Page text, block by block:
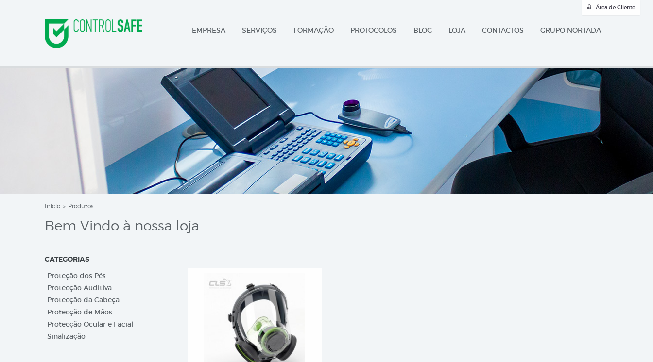
Área de Cliente
EMPRESA SERVIÇOS FORMAÇÃO PROTOCOLOS BLOG LOJA CONTACTOS GRUPO NORTADA
Inicio > Produtos
Bem Vindo à nossa loja
CATEGORIAS
Proteção dos Pés
Protecção Auditiva
Protecção da Cabeça
Protecção de Mãos
Protecção Ocular e Facial
Sinalização